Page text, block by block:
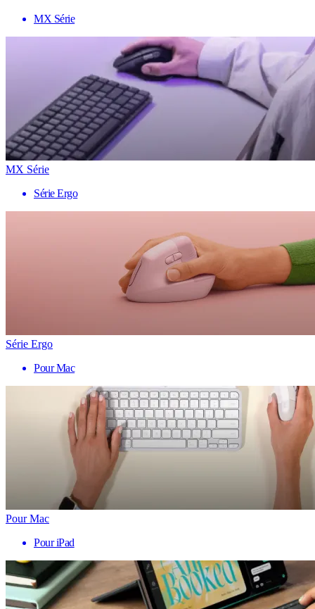
MX Série
MX Série
Série Ergo
Série Ergo
Pour Mac
Pour Mac
Pour iPad